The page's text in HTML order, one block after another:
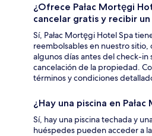
¿Ofrece Pałac Mortęgi
cancelar gratis y recibir
Sí, Pałac Mortęgi Hotel Spa
reembolsables en nuestro
algunos días antes del check-in
cancelación de la propiedad.
términos y condiciones
¿Hay una piscina en
Sí, hay una piscina techada y
huéspedes pueden acceder a